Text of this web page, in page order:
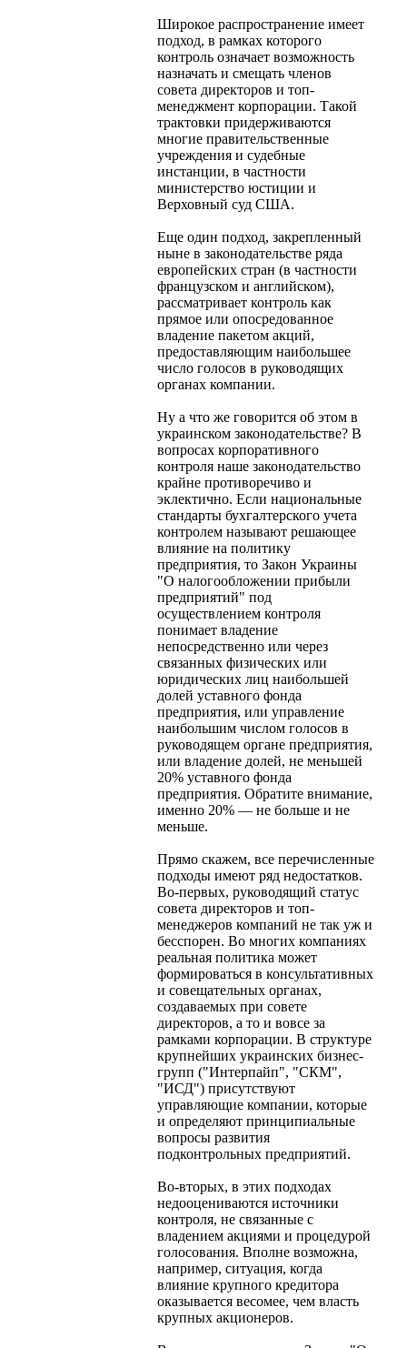
Широкое распространение имеет
подход, в рамках которого
контроль означает возможность
назначать и смещать членов
совета директоров и топ-
менеджмент корпорации. Такой
трактовки придерживаются
многие правительственные
учреждения и судебные
инстанции, в частности
министерство юстиции и
Верховный суд США.
Еще один подход, закрепленный
ныне в законодательстве ряда
европейских стран (в частности
французском и английском),
рассматривает контроль как
прямое или опосредованное
владение пакетом акций,
предоставляющим наибольшее
число голосов в руководящих
органах компании.
Ну а что же говорится об этом в
украинском законодательстве? В
вопросах корпоративного
контроля наше законодательство
крайне противоречиво и
эклектично. Если национальные
стандарты бухгалтерского учета
контролем называют решающее
влияние на политику
предприятия, то Закон Украины
"О налогообложении прибыли
предприятий" под
осуществлением контроля
понимает владение
непосредственно или через
связанных физических или
юридических лиц наибольшей
долей уставного фонда
предприятия, или управление
наибольшим числом голосов в
руководящем органе предприятия,
или владение долей, не меньшей
20% уставного фонда
предприятия. Обратите внимание,
именно 20% — не больше и не
меньше.
Прямо скажем, все перечисленные
подходы имеют ряд недостатков.
Во-первых, руководящий статус
совета директоров и топ-
менеджеров компаний не так уж и
бесспорен. Во многих компаниях
реальная политика может
формироваться в консультативных
и совещательных органах,
создаваемых при совете
директоров, а то и вовсе за
рамками корпорации. В структуре
крупнейших украинских бизнес-
групп ("Интерпайп", "СКМ",
"ИСД") присутствуют
управляющие компании, которые
и определяют принципиальные
вопросы развития
подконтрольных предприятий.
Во-вторых, в этих подходах
недооцениваются источники
контроля, не связанные с
владением акциями и процедурой
голосования. Вполне возможна,
например, ситуация, когда
влияние крупного кредитора
оказывается весомее, чем власть
крупных акционеров.